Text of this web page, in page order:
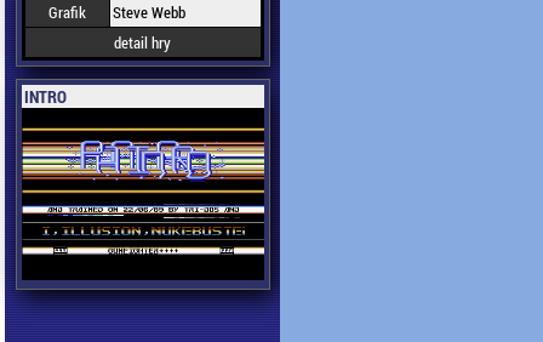
Grafik
Steve Webb
detail hry
INTRO